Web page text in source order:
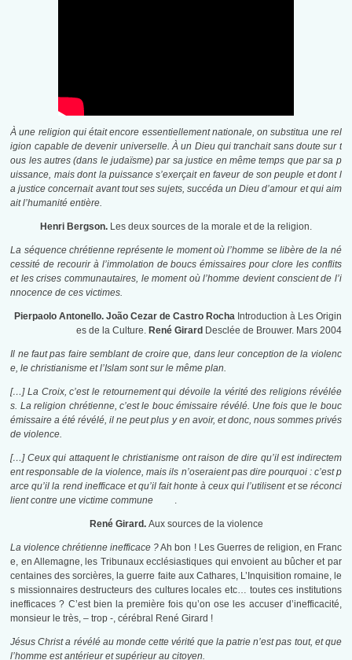
À une religion qui était encore essentiellement nationale, on substitua une rel
igion capable de devenir universelle. À un Dieu qui tranchait sans doute sur t
ous les autres (dans le judaïsme) par sa justice en même temps que par sa p
uissance, mais dont la puissance s’exerçait en faveur de son peuple et dont l
a justice concernait avant tout ses sujets, succéda un Dieu d’amour et qui aim
ait l’humanité entière.
Henri Bergson. Les deux sources de la morale et de la religion.
La séquence chrétienne représente le moment où l’homme se libère de la né
cessité de recourir à l’immolation de boucs émissaires pour clore les conflits
et les crises communautaires, le moment où l’homme devient conscient de l’i
nnocence de ces victimes.
Pierpaolo Antonello. João Cezar de Castro Rocha Introduction à Les Origin
es de la Culture. René Girard Desclée de Brouwer. Mars 2004
Il ne faut pas faire semblant de croire que, dans leur conception de la violenc
e, le christianisme et l’Islam sont sur le même plan.
[…] La Croix, c’est le retournement qui dévoile la vérité des religions révélée
s. La religion chrétienne, c’est le bouc émissaire révélé. Une fois que le bouc
émissaire a été révélé, il ne peut plus y en avoir, et donc, nous sommes privés
de violence.
[…] Ceux qui attaquent le christianisme ont raison de dire qu’il est indirectem
ent responsable de la violence, mais ils n’oseraient pas dire pourquoi : c’est p
arce qu’il la rend inefficace et qu’il fait honte à ceux qui l’utilisent et se réconci
lient contre une victime commune
.
René Girard. Aux sources de la violence
La violence chrétienne inefficace ?Ah bon ! Les Guerres de religion, en Franc
e, en Allemagne, les Tribunaux ecclésiastiques qui envoient au bûcher et par
centaines des sorcières, la guerre faite aux Cathares, L’Inquisition romaine, le
s missionnaires destructeurs des cultures locales etc… toutes ces institutions
inefficaces ? C’est bien la première fois qu’on ose les accuser d’inefficacité,
monsieur le très, – trop -, cérébral René Girard !
Jésus Christ a révélé au monde cette vérité que la patrie n’est pas tout, et que
l’homme est antérieur et supérieur au citoyen.